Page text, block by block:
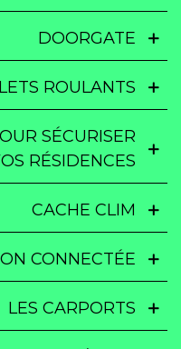
DOORGATE
ROULANTS
SÉCURISER
RÉSIDENCES
CACHE CLIM
CONNECTÉE
LES CARPORTS